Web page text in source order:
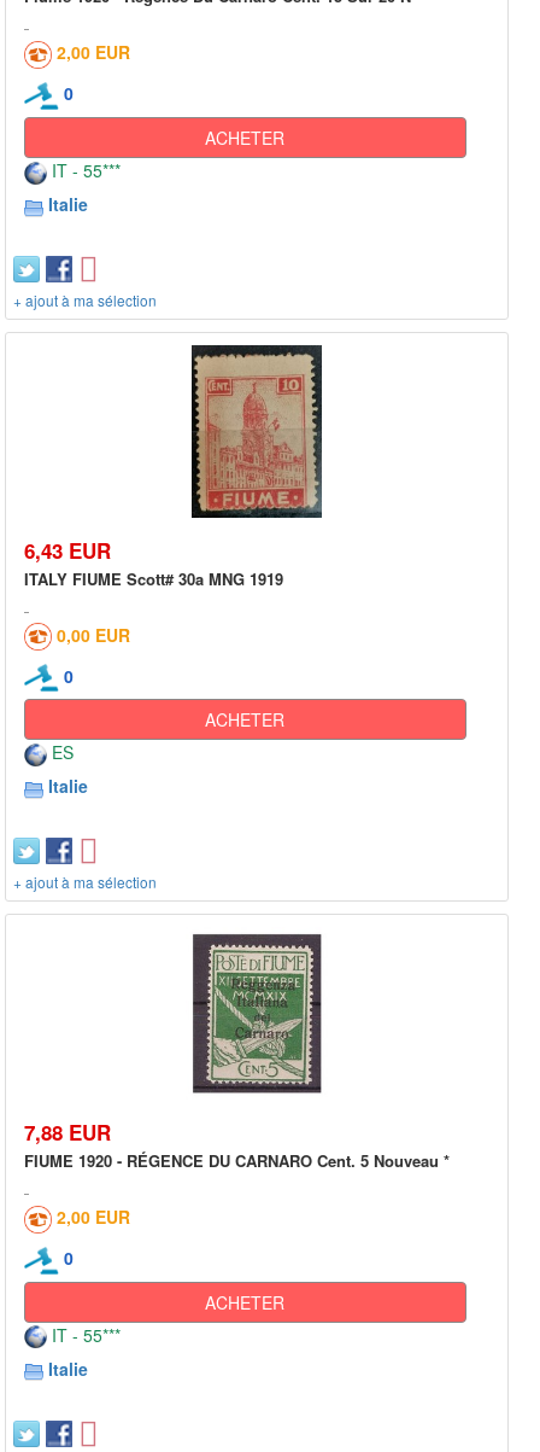
2,00 EUR
0
ACHETER
IT - 55***
Italie
+ ajout à ma sélection
6,43 EUR
ITALY FIUME Scott# 30a MNG 1919
0,00 EUR
0
ACHETER
ES
Italie
+ ajout à ma sélection
7,88 EUR
FIUME 1920 - RÉGENCE DU CARNARO Cent. 5 Nouveau *
2,00 EUR
0
ACHETER
IT - 55***
Italie